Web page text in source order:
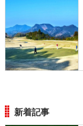
新着記事